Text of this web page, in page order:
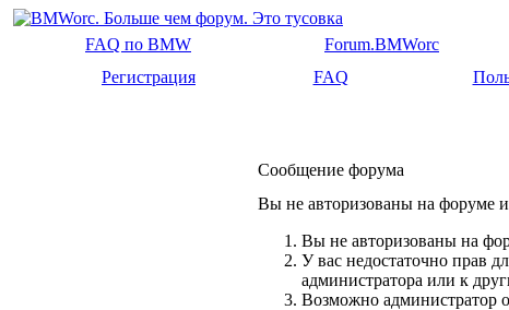
FAQ по BMW Forum.BMWorc
Регистрация
FAQ
Сообщение форума
Вы не авторизованы на форуме
Вы не авторизованы на
У вас недостаточно прав
администратора или к
Возможно администратор